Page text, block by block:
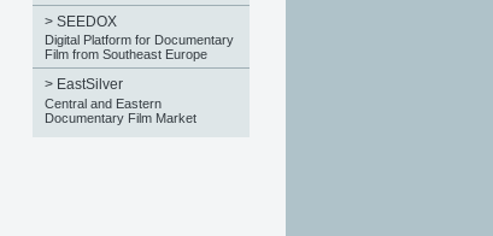
> SEEDOX
Digital Platform for Documentary
Film from Southeast Europe
> EastSilver
Central and Eastern
Documentary Film Market